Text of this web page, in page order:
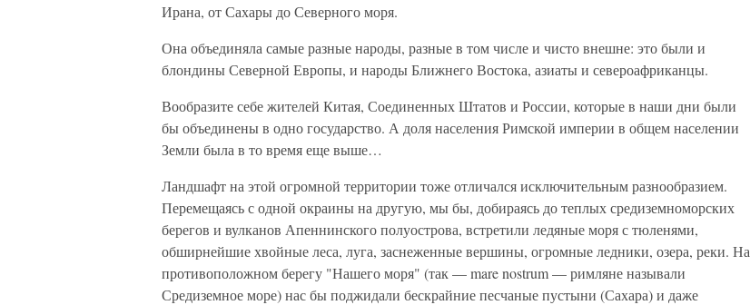
Ирана, от Сахары до Северного моря.
Она объединяла самые разные народы, разные в том числе и чисто внешне: это были и
блондины Северной Европы, и народы Ближнего Востока, азиаты и североафриканцы.
Вообразите себе жителей Китая, Соединенных Штатов и России, которые в наши дни были
бы объединены в одно государство. А доля населения Римской империи в общем населении
Земли была в то время еще выше…
Ландшафт на этой огромной территории тоже отличался исключительным разнообразием.
Перемещаясь с одной окраины на другую, мы бы, добираясь до теплых средиземноморских
берегов и вулканов Апеннинского полуострова, встретили ледяные моря с тюленями,
обширнейшие хвойные леса, луга, заснеженные вершины, огромные ледники, озера, реки. На
противоположном берегу "Нашего моря" (так — mare nostrum — римляне называли
Средиземное море) нас бы поджидали бескрайние песчаные пустыни (Сахара) и даже